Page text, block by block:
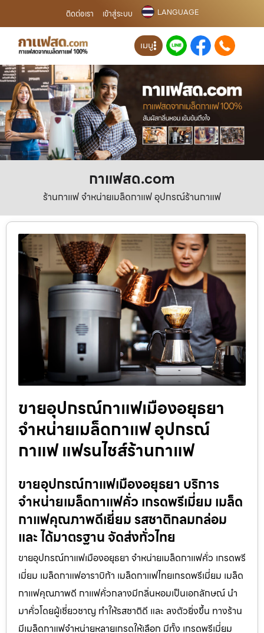
ติดต่อเรา เข้าสู่ระบบ LANGUAGE
เมนู
กาแฟสด.com
ร้านกาแฟ จำหน่ายเมล็ดกาแฟ อุปกรณ์ร้านกาแฟ
ขายอุปกรณ์กาแฟเมืองอยุธยา
จำหน่ายเมล็ดกาแฟ อุปกรณ์
กาแฟ แฟรนไชส์ร้านกาแฟ
ขายอุปกรณ์กาแฟเมืองอยุธยา บริการ
จำหน่ายเมล็ดกาแฟคั่ว เกรดพรีเมี่ยม เมล็ด
กาแฟคุณภาพดีเยี่ยม รสชาติกลมกล่อม
และ ได้มาตรฐาน จัดส่งทั่วไทย
ขายอุปกรณ์กาแฟเมืองอยุธยา จำหน่ายเมล็ดกาแฟคั่ว เกรดพรี
เมี่ยม เมล็ดกาแฟอาราบิก้า เมล็ดกาแฟไทยเกรดพรีเมี่ยม เมล็ด
กาแฟคุณภาพดี กาแฟคั่วกลางมีกลิ่นหอมเป็นเอกลักษณ์ นำ
มาคั่วโดยผู้เชี่ยวชาญ ทำให้รสชาติดี และ ลงตัวยิ่งขึ้น ทางร้าน
มีเมล็ดกาแฟจำหน่ายหลายเกรดให้เลือก มีทั้ง เกรดพรีเมี่ยม